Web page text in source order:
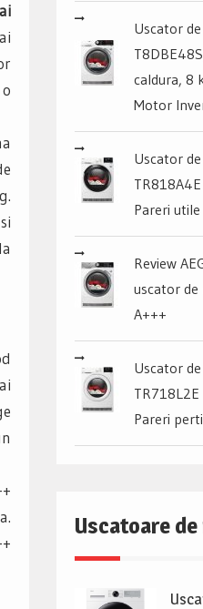
Uscator
caldura, 8
Motor
Uscator
Pareri utile
Review
uscator de
A+++
Uscator
TR718L2E
Pareri
Uscatoare